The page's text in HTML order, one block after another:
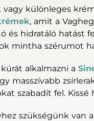
különleges
, amit a
és hidratáló hatást
mintha szérumot
alkalmazni a
masszívabb
szabadít fel.
szükségünk van